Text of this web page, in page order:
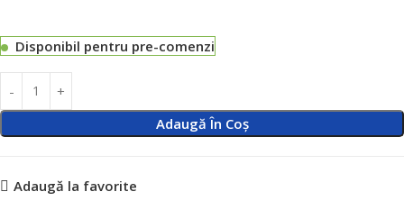
Disponibil pentru pre-comenzi
Adaugă În Coș
Adaugă la favorite